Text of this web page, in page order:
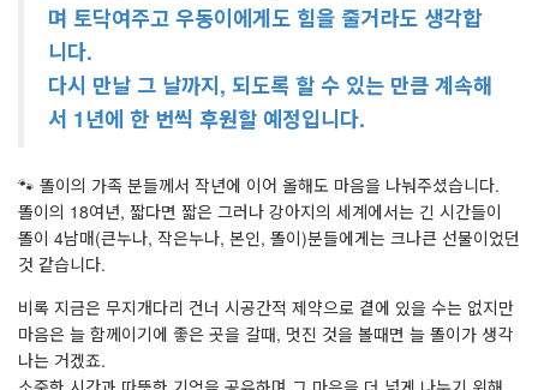
며 토닥여주고 우동이에게도 힘을 줄거라도 생각합
니다.
다시 만날 그 날까지, 되도록 할 수 있는 만큼 계속해
서 1년에 한 번씩 후원할 예정입니다.
🐾 똘이의 가족 분들께서 작년에 이어 올해도 마음을 나눠주셨습니다.
똘이의 18여년, 짧다면 짧은 그러나 강아지의 세계에서는 긴 시간들이
똘이 4남매(큰누나, 작은누나, 본인, 똘이)분들에게는 크나큰 선물이었던
것 같습니다.
비록 지금은 무지개다리 건너 시공간적 제약으로 곁에 있을 수는 없지만
마음은 늘 함께이기에 좋은 곳을 갈때, 멋진 것을 볼때면 늘 똘이가 생각
나는 거겠죠.